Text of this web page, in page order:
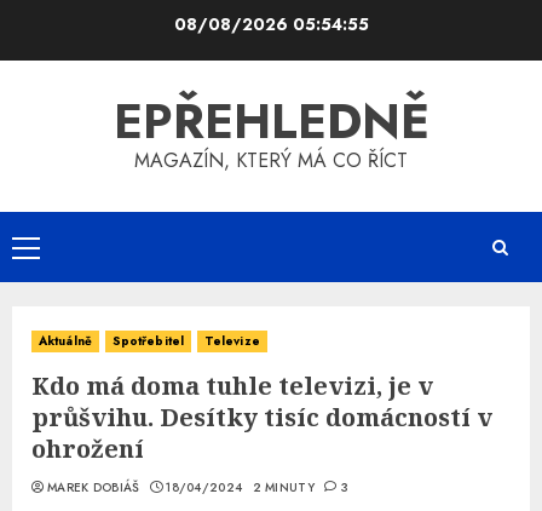
08/08/2026 05:54:56
EPŘEHLEDNĚ
MAGAZÍN, KTERÝ MÁ CO ŘÍCT
Primary
Menu
Aktuálně Spotřebitel Televize
Kdo má doma tuhle televizi, je v
průšvihu. Desítky tisíc domácností v
ohrožení
MAREK DOBIÁŠ 18/04/2024 2 MINUTY 3